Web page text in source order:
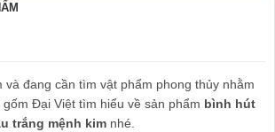
và đang cần tìm vật phẩm phong thủy nhằm
Đại Việt tìm hiểu về sản phẩm bình hút
trắng mệnh kim nhé.